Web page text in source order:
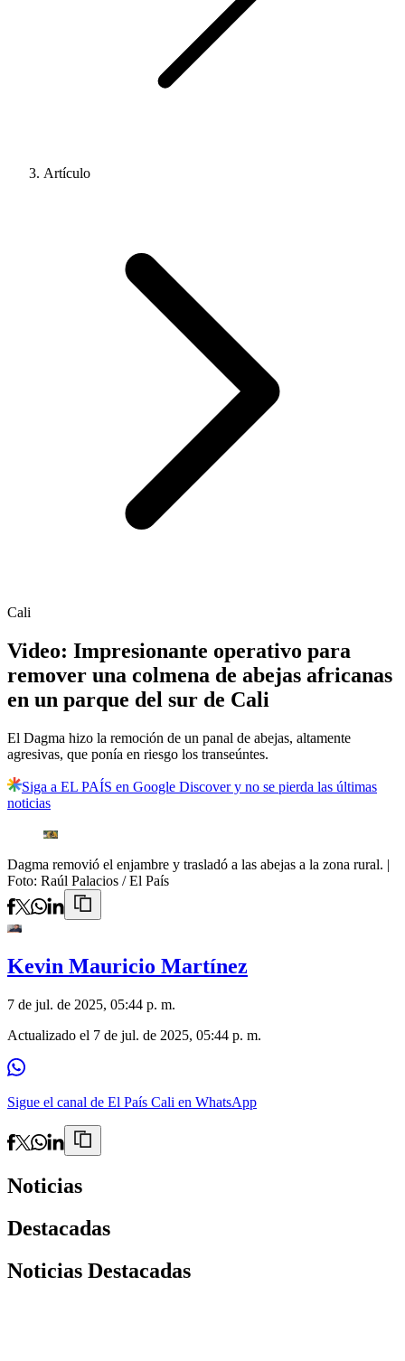
Artículo
Cali
Video: Impresionante operativo para
remover una colmena de abejas africanas
en un parque del sur de Cali
El Dagma hizo la remoción de un panal de abejas, altamente
agresivas, que ponía en riesgo los transeúntes.
Siga a EL PAÍS en Google Discover y no se pierda las últimas
noticias
Dagma removió el enjambre y trasladó a las abejas a la zona rural. |
Foto: Raúl Palacios / El País
Kevin Mauricio Martínez
7 de jul. de 2025, 05:44 p. m.
Actualizado el 7 de jul. de 2025, 05:44 p. m.
Sigue el canal de El País Cali en WhatsApp
Noticias
Destacadas
Noticias Destacadas